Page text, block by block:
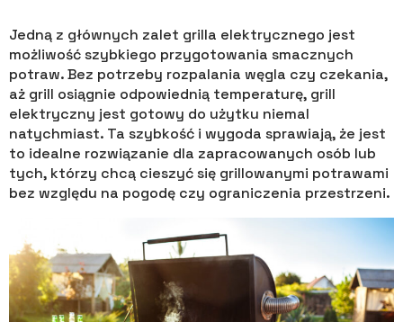
Jedną z głównych zalet grilla elektrycznego jest
możliwość szybkiego przygotowania smacznych
potraw. Bez potrzeby rozpalania węgla czy czekania,
aż grill osiągnie odpowiednią temperaturę, grill
elektryczny jest gotowy do użytku niemal
natychmiast. Ta szybkość i wygoda sprawiają, że jest
to idealne rozwiązanie dla zapracowanych osób lub
tych, którzy chcą cieszyć się grillowanymi potrawami
bez względu na pogodę czy ograniczenia przestrzeni.